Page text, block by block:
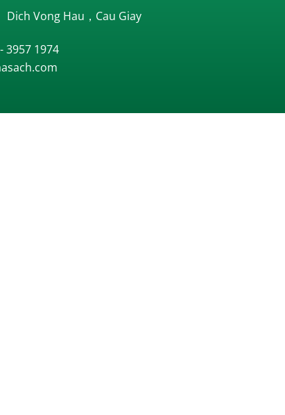
Dich Vong Hau，Cau Giay
3957 1974